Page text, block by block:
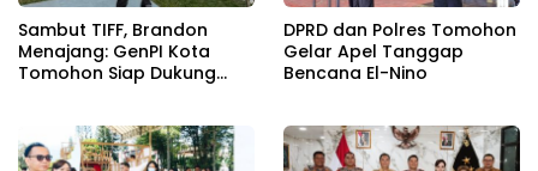
Sambut TIFF, Brandon
Menajang: ​GenPI Kota
Tomohon Siap Dukung
DPRD dan Polres Tomohon
Gelar Apel Tanggap
Bencana El-Nino